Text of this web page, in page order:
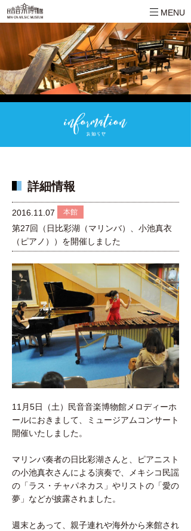
MENU
詳細情報
2016.11.07 本館
第27回（日比彩湖（マリンバ）、小池真衣
（ピアノ））を開催しました
11月5日（土）民音音楽博物館メロディーホ
ールにおきまして、ミュージアムコンサート
開催いたしました。
マリンバ奏者の日比彩湖さんと、ピアニスト
の小池真衣さんによる演奏で、メキシコ民謡
の「ラス・チャパネカス」やリストの「愛の
夢」などが披露されました。
週末とあって、親子連れや海外から来館され